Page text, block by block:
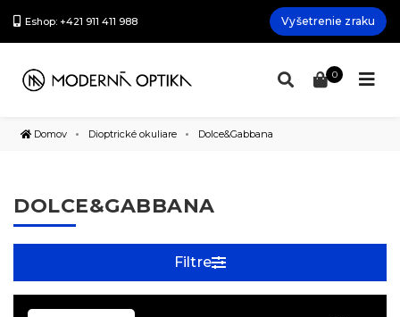
Eshop: +421 911 411 988 Vyšetrenie zraku
0
Domov Dioptrické okuliare Dolce&Gabbana
DOLCE&GABBANA
Filtre